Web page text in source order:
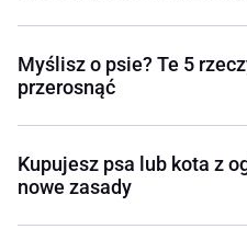
Myślisz o psie? Te 5
przerosnąć
Kupujesz psa lub kota z
nowe zasady